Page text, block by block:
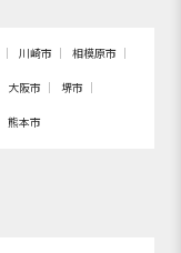
川崎市 相模原市
大阪市 堺市
熊本市